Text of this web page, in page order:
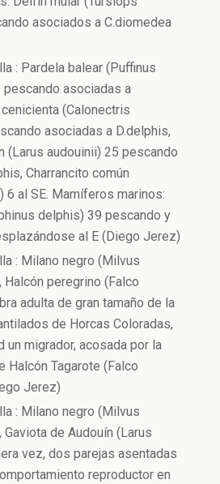
asociados a C.diomedea
: Pardela balear (Puffinus
pescando asociadas a
(Calonectris
asociadas a D.delphis,
(Larus audouinii) 25 pescando
Charrancito común
6 al SE. Mamíferos marinos:
delphis) 39 pescando y
al E (Diego Jerez)
: Milano negro (Milvus
Halcón peregrino (Falco
adulta de gran tamaño de la
de Horcas Coloradas,
un migrador, acosada por la
Halcón Tagarote (Falco
Jerez)
: Milano negro (Milvus
Gaviota de Audouín (Larus
vez, dos parejas asentadas
reproductor en